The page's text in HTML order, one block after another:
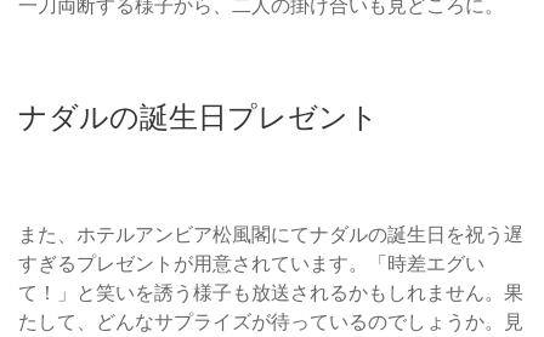
一刀両断する様子から、二人の掛け合いも見どころに。
ナダルの誕生日プレゼント
また、ホテルアンビア松風閣にてナダルの誕生日を祝う遅
すぎるプレゼントが用意されています。「時差エグい
て！」と笑いを誘う様子も放送されるかもしれません。果
たして、どんなサプライズが待っているのでしょうか。見